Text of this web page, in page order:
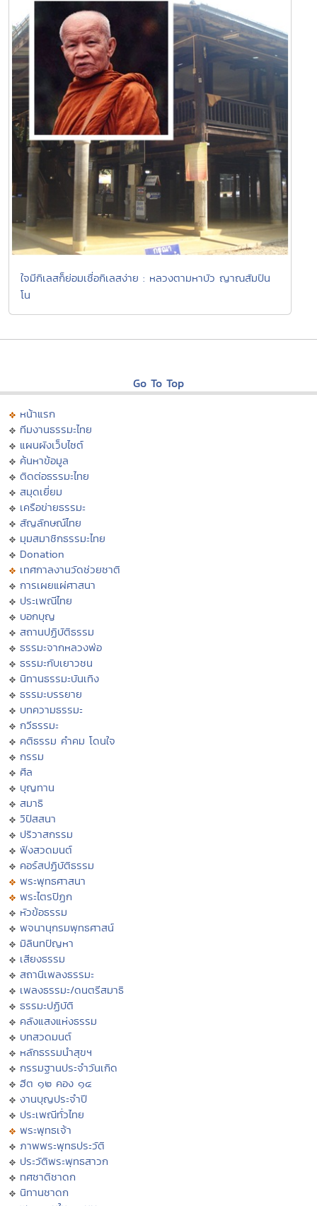
ใจมีกิเลสก็ย่อมเชื่อกิเลสง่าย : หลวงตามหาบัว ญาณสัมปัน
โน
Go To Top
หน้าแรก
ทีมงานธรรมะไทย
แผนผังเว็บไซต์
ค้นหาข้อมูล
ติดต่อธรรมะไทย
สมุดเยี่ยม
เครือข่ายธรรมะ
สัญลักษณ์ไทย
มุมสมาชิกธรรมะไทย
Donation
เทศกาลงานวัดช่วยชาติ
การเผยแผ่ศาสนา
ประเพณีไทย
บอกบุญ
สถานปฏิบัติธรรม
ธรรมะจากหลวงพ่อ
ธรรมะกับเยาวชน
นิทานธรรมะบันเทิง
ธรรมะบรรยาย
บทความธรรมะ
กวีธรรมะ
คติธรรม คำคม โดนใจ
กรรม
ศีล
บุญทาน
สมาธิ
วิปัสสนา
ปริวาสกรรม
ฟังสวดมนต์
คอร์สปฏิบัติธรรม
พระพุทธศาสนา
พระไตรปิฏก
หัวข้อธรรม
พจนานุกรมพุทธศาสน์
มิลินทปัญหา
เสียงธรรม
สถานีเพลงธรรมะ
เพลงธรรมะ/ดนตรีสมาธิ
ธรรมะปฏิบัติ
คลังแสงแห่งธรรม
บทสวดมนต์
หลักธรรมนำสุขฯ
กรรมฐานประจำวันเกิด
ฮีต ๑๒ คอง ๑๔
งานบุญประจำปี
ประเพณีทั่วไทย
พระพุทธเจ้า
ภาพพระพุทธประวัติ
ประวัติพระพุทธสาวก
ทศชาติชาดก
นิทานชาดก